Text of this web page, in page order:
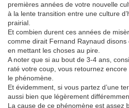
premières années de votre nouvelle
à la lente transition entre une culture
prairial.
Et combien durent ces années de
comme dirait Fernand Raynaud
en mettant les choses au pire.
A noter que si au bout de 3-4 ans,
raté votre coup, vous retournez
le phénomène.
Et évidemment, si vous partez d’une
aussi bien que légèrement
La cause de ce phénomène est assez